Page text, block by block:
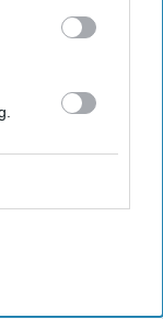
here